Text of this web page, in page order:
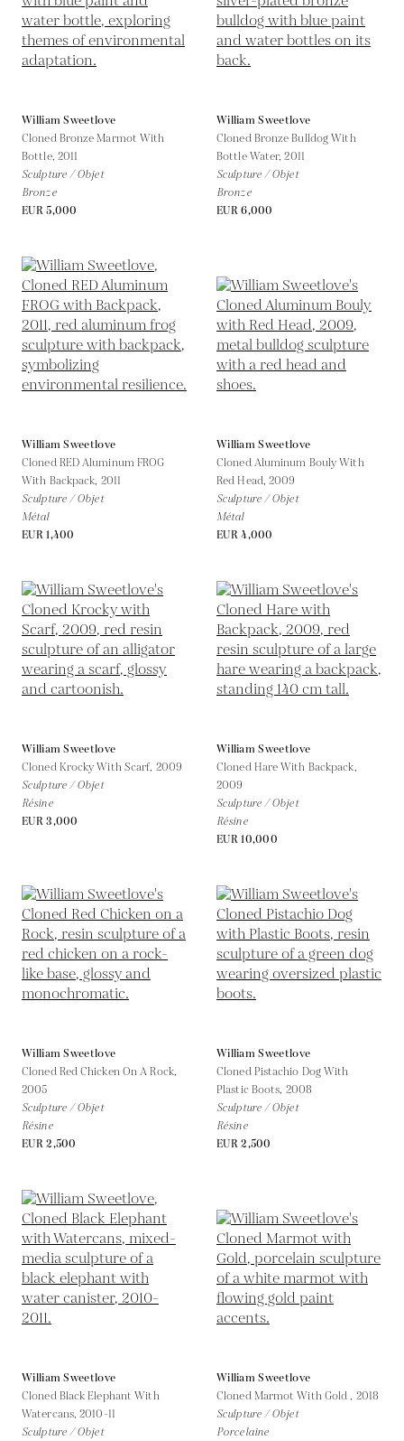
William Sweetlove
Cloned Bronze Marmot With
Bottle, 2011
Sculpture / Objet
Bronze
EUR 5,000
William Sweetlove
Cloned Bronze Bulldog With
Bottle Water,2011
Sculpture / Objet
Bronze
EUR 6,000
William Sweetlove
Cloned RED Aluminum FROG
With Backpack, 2011
Sculpture / Objet
Métal
EUR 1,400
William Sweetlove
Cloned Aluminum Bouly With
Red Head, 2009
Sculpture / Objet
Métal
EUR 4,000
William Sweetlove
Cloned Krocky With Scarf, 2009
Sculpture / Objet
Résine
EUR 3,000
William Sweetlove
Cloned Hare With Backpack,
2009
Sculpture / Objet
Résine
EUR 10,000
William Sweetlove
Cloned Red Chicken On A Rock,
2005
Sculpture / Objet
Résine
EUR 2,500
William Sweetlove
Cloned Pistachio Dog With
Plastic Boots, 2008
Sculpture / Objet
Résine
EUR 2,500
William Sweetlove
Cloned Black Elephant With
Watercans,2010-11
Sculpture / Objet
William Sweetlove
Cloned Marmot With Gold , 2018
Sculpture / Objet
Porcelaine